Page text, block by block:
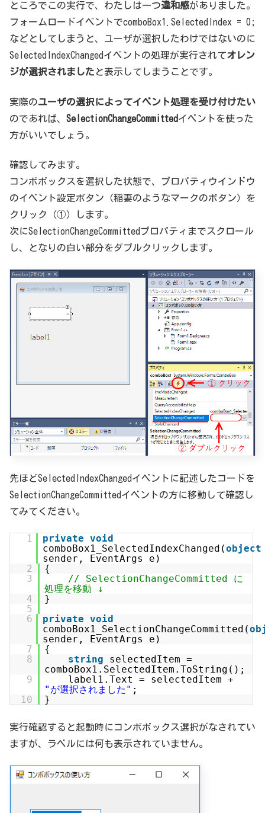
ところでこの実行で、わたしは一つ違和感がありました。
フォームロードイベントでcomboBox1.SelectedIndex = 0;
などとしてしまうと、ユーザが選択したわけではないのに
SelectedIndexChangedイベントの処理が実行されてオレン
ジが選択されました と表示してしまうことです。
実際のユーザの選択によってイベント処理を受け付けたい
のであれば、 SelectionChangeCommittedイベントを使った
方がいいでしょう。
確認してみます。
コンボボックスを選択した状態で、プロパティウインドウ
のイベント設定ボタン（稲妻のようなマークのボタン）を
クリック（①）します。
次にSelectionChangeCommittedプロパティまでスクロール
し、となりの白い部分をダブルクリックします。
先ほどSelectedIndexChangedイベントに記述したコードを
SelectionChangeCommittedイベントの方に移動して確認し
てみてください。
1 private void
comboBox1_SelectedIndexChanged(object
sender, EventArgs e)
2
{
3
// SelectionChangeCommitted に
処理を移動 ↓
4
}
5
6
private void
comboBox1_SelectionChangeCommitted(
sender, EventArgs e)
7
{
8
string
selectedItem =
comboBox1.SelectedItem.ToString();
9
label1.Text = selectedItem +
"が選択されました" ;
10
}
実行確認すると起動時にコンボボックス選択がなされてい
ますが、ラベルには何も表示されていません。